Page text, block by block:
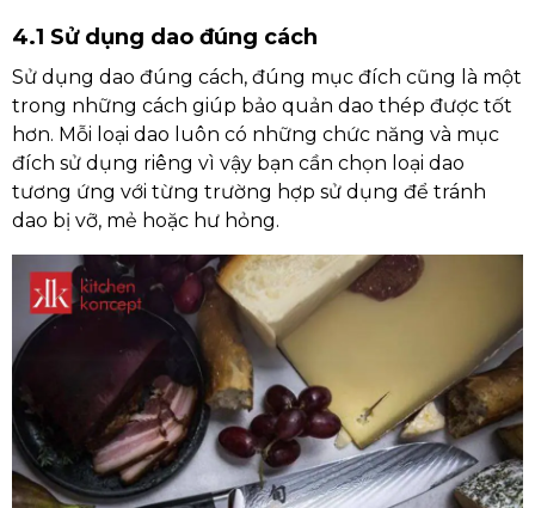
4.1 Sử dụng dao đúng cách
Sử dụng dao đúng cách, đúng mục đích cũng là một
trong những cách giúp bảo quản dao thép được tốt
hơn. Mỗi loại dao luôn có những chức năng và mục
đích sử dụng riêng vì vậy bạn cần chọn loại dao
tương ứng với từng trường hợp sử dụng để tránh
dao bị vỡ, mẻ hoặc hư hỏng.